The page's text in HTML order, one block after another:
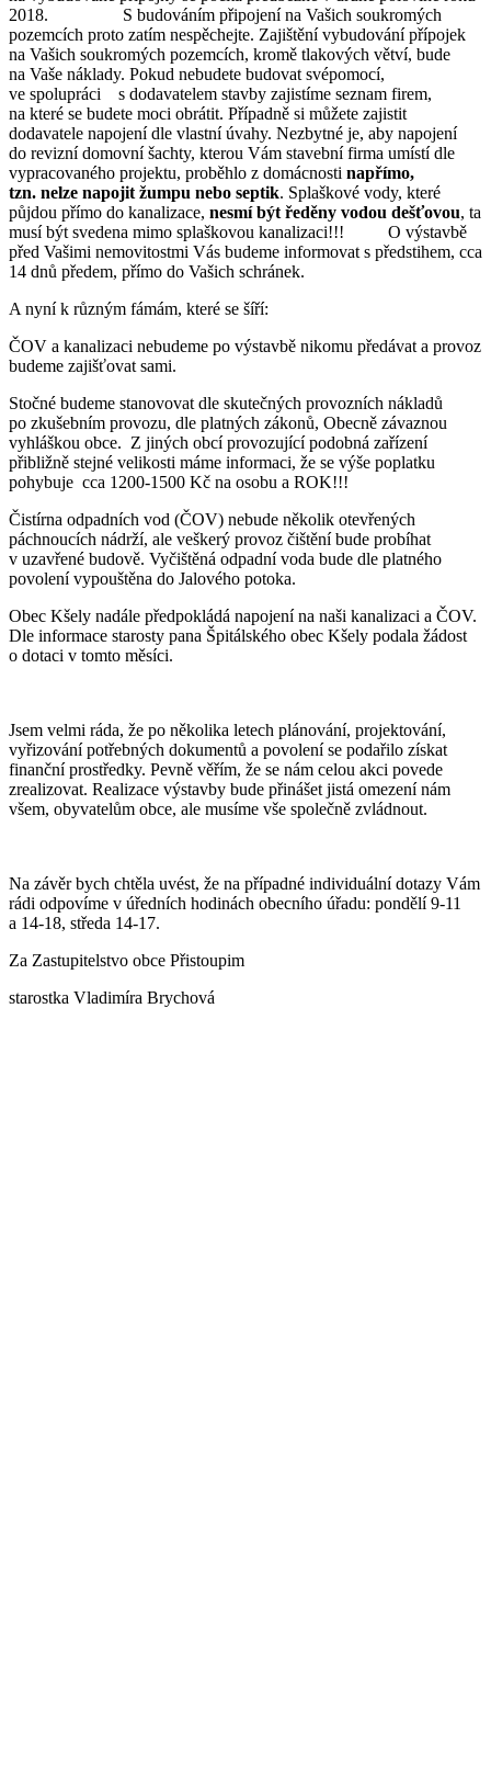
2018. S budováním připojení na Vašich soukromých
pozemcích proto zatím nespěchejte. Zajištění vybudování přípojek
na Vašich soukromých pozemcích, kromě tlakových větví, bude
na Vaše náklady. Pokud nebudete budovat svépomocí,
ve spolupráci s dodavatelem stavby zajistíme seznam firem,
na které se budete moci obrátit. Případně si můžete zajistit
dodavatele napojení dle vlastní úvahy. Nezbytné je, aby napojení
do revizní domovní šachty, kterou Vám stavební firma umístí dle
vypracovaného projektu, proběhlo z domácnosti napřímo,
tzn. nelze napojit žumpu nebo septik. Splaškové vody, které
půjdou přímo do kanalizace, nesmí být ředěny vodou dešťovou, ta
musí být svedena mimo splaškovou kanalizaci!!! O výstavbě
před Vašimi nemovitostmi Vás budeme informovat s předstihem, cca
14 dnů předem, přímo do Vašich schránek.
A nyní k různým fámám, které se šíří:
ČOV a kanalizaci nebudeme po výstavbě nikomu předávat a provoz
budeme zajišťovat sami.
Stočné budeme stanovovat dle skutečných provozních nákladů
po zkušebním provozu, dle platných zákonů, Obecně závaznou
vyhláškou obce. Z jiných obcí provozující podobná zařízení
přibližně stejné velikosti máme informaci, že se výše poplatku
pohybuje cca 1200-1500 Kč na osobu a ROK!!!
Čistírna odpadních vod (ČOV) nebude několik otevřených
páchnoucích nádrží, ale veškerý provoz čištění bude probíhat
v uzavřené budově. Vyčištěná odpadní voda bude dle platného
povolení vypouštěna do Jalového potoka.
Obec Kšely nadále předpokládá napojení na naši kanalizaci a ČOV.
Dle informace starosty pana Špitálského obec Kšely podala žádost
o dotaci v tomto měsíci.
Jsem velmi ráda, že po několika letech plánování, projektování,
vyřizování potřebných dokumentů a povolení se podařilo získat
finanční prostředky. Pevně věřím, že se nám celou akci povede
zrealizovat. Realizace výstavby bude přinášet jistá omezení nám
všem, obyvatelům obce, ale musíme vše společně zvládnout.
Na závěr bych chtěla uvést, že na případné individuální dotazy Vám
rádi odpovíme v úředních hodinách obecního úřadu: pondělí 9-11
a 14-18, středa 14-17.
Za Zastupitelstvo obce Přistoupim
starostka Vladimíra Brychová